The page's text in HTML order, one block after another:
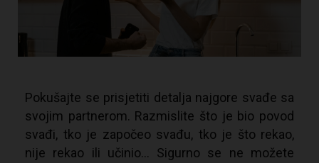
Pokušajte se prisjetiti detalja najgore svađe sa
svojim partnerom. Razmislite što je bio povod
svađi, tko je započeo svađu, tko je što rekao,
nije rekao ili učinio… Sigurno se ne možete